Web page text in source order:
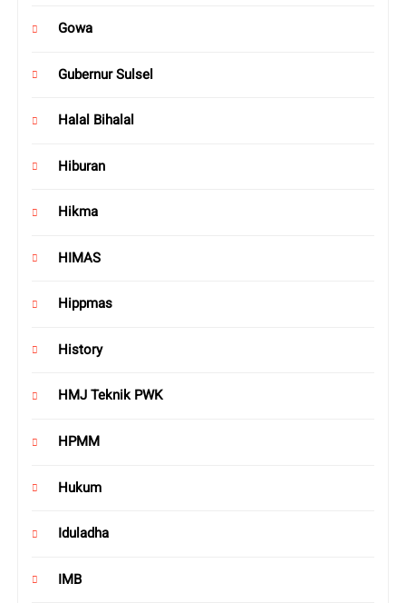
Gowa
Gubernur Sulsel
Halal Bihalal
Hiburan
Hikma
HIMAS
Hippmas
History
HMJ Teknik PWK
HPMM
Hukum
Iduladha
IMB